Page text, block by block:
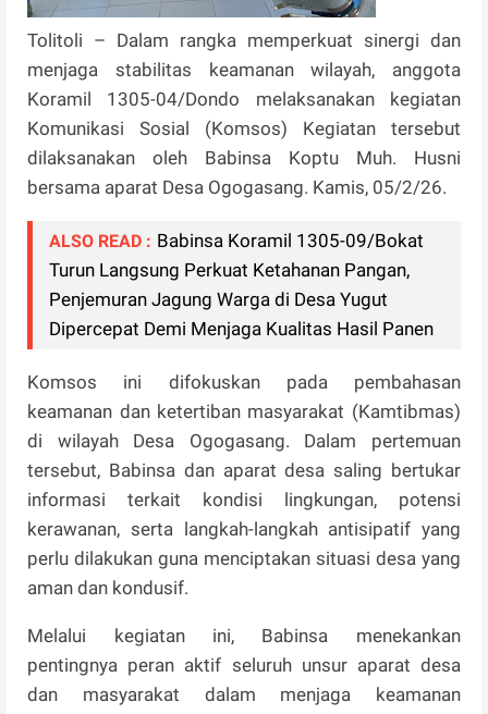
Tolitoli – Dalam rangka memperkuat sinergi dan
menjaga stabilitas keamanan wilayah, anggota
Koramil 1305-04/Dondo melaksanakan kegiatan
Komunikasi Sosial (Komsos) Kegiatan tersebut
dilaksanakan oleh Babinsa Koptu Muh. Husni
bersama aparat Desa Ogogasang. Kamis, 05/2/26.
ALSO READ : Babinsa Koramil 1305-09/Bokat
Turun Langsung Perkuat Ketahanan Pangan,
Penjemuran Jagung Warga di Desa Yugut
Dipercepat Demi Menjaga Kualitas Hasil Panen
Komsos ini difokuskan pada pembahasan
keamanan dan ketertiban masyarakat (Kamtibmas)
di wilayah Desa Ogogasang. Dalam pertemuan
tersebut, Babinsa dan aparat desa saling bertukar
informasi terkait kondisi lingkungan, potensi
kerawanan, serta langkah-langkah antisipatif yang
perlu dilakukan guna menciptakan situasi desa yang
aman dan kondusif.
Melalui kegiatan ini, Babinsa menekankan
pentingnya peran aktif seluruh unsur aparat desa
dan masyarakat dalam menjaga keamanan